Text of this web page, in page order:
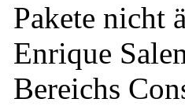
Pakete nicht
Enrique
Bereichs